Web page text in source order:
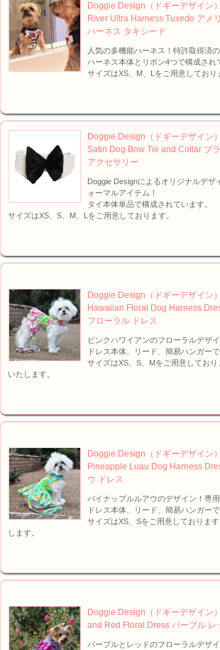
Doggie Design（ドギーデザイン
River Ultra Harness Tuxedo アメ
ハーネス タキシード
人気の多機能ハーネス！特許取得済
ハーネス本体とリボン4つで構成され
サイズはXS、M、Lをご用意しており
Doggie Design（ドギーデザイン
Satin Dog Bow Tie and Collar ブ
アクセサリー
Doggie Designによるオリジナルデザ
ォーマルアイテム！
タイ本体単品で構成されています。
サイズはXS、S、M、Lをご用意しております。
Doggie Design（ドギーデザイン
Hawaiian Floral Dog Harness
フローラル ドレス
ピンクハワイアンのフローラルデザ
ドレス本体、リード、簡易ハンガー
サイズはXS、S、Mをご用意してお
いたします。
Doggie Design（ドギーデザイン
Pineapple Luau Dog Harness
ウ ドレス
パイナップルルアウのデザイン！専用
ドレス本体、リード、簡易ハンガー
サイズはXS、Sをご用意しておりま
します。
Doggie Design（ドギーデザイン
and Red Floral Dress パープル レ
パープルとレッドのフローラルデザ